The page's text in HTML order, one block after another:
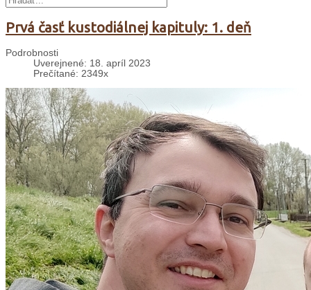
Prvá časť kustodiálnej kapituly: 1. deň
Podrobnosti
Uverejnené: 18. apríl 2023
Prečítané: 2349x